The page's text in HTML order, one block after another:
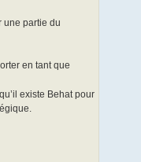
une partie du
en tant que
existe Behat pour